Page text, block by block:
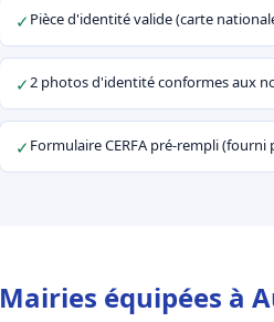
✓ Pièce d'identité valide (carte
✓2 photos d'identité conformes aux
✓ Formulaire CERFA pré-rempli (fourni
Mairies équipées à